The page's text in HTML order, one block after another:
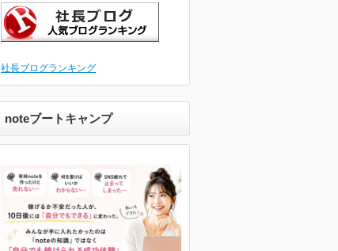
社長ブログランキング
noteブートキャンプ